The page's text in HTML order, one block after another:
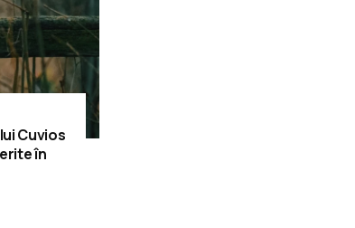
Cuvios
în